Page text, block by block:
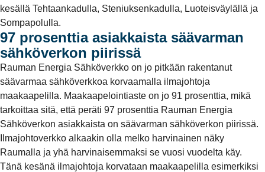
kesällä Tehtaankadulla, Steniuksenkadulla, Luoteisväylällä ja
Sompapolulla.
97 prosenttia asiakkaista säävarman
sähköverkon piirissä
Rauman Energia Sähköverkko on jo pitkään rakentanut
säävarmaa sähköverkkoa korvaamalla ilmajohtoja
maakaapelilla. Maakaapelointiaste on jo 91 prosenttia, mikä
tarkoittaa sitä, että peräti 97 prosenttia Rauman Energia
Sähköverkon asiakkaista on säävarman sähköverkon piirissä.
Ilmajohtoverkko alkaakin olla melko harvinainen näky
Raumalla ja yhä harvinaisemmaksi se vuosi vuodelta käy.
Tänä kesänä ilmajohtoja korvataan maakaapelilla esimerkiksi